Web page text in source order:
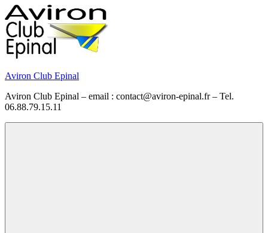
Skip
to
content
Aviron Club Epinal
Aviron Club Epinal – email : contact@aviron-epinal.fr – Tel.
06.88.79.15.11